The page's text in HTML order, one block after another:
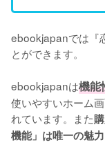
ebookjapanでは『
とができます。
ebookjapanは機能
使いやすいホーム
れています。また
機能」は唯一の魅力